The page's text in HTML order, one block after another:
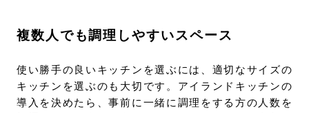
複数人でも調理しやすいスペース
使い勝手の良いキッチンを選ぶには、適切なサイズの
キッチンを選ぶのも大切です。アイランドキッチンの
導入を決めたら、事前に一緒に調理をする方の人数を